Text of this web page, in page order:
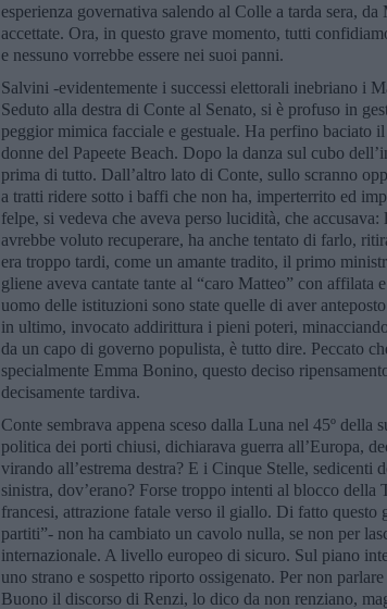
esperienza governativa salendo al Colle a tarda sera,
accettate. Ora, in questo grave momento, tutti
e nessuno vorrebbe essere nei suoi panni.
Salvini -evidentemente i successi elettorali inebriano i
Seduto alla destra di Conte al Senato, si è profuso in
peggior mimica facciale e gestuale. Ha perfino baciato
donne del Papeete Beach. Dopo la danza sul cubo
prima di tutto. Dall’altro lato di Conte, sullo scranno
a tratti ridere sotto i baffi che non ha, imperterrito ed
felpe, si vedeva che aveva perso lucidità, che
avrebbe voluto recuperare, ha anche tentato di farlo,
era troppo tardi, come un amante tradito, il primo
gliene aveva cantate tante al “caro Matteo” con affilata
uomo delle istituzioni sono state quelle di aver
in ultimo, invocato addirittura i pieni poteri,
da un capo di governo populista, è tutto dire. Peccato
specialmente Emma Bonino, questo deciso
decisamente tardiva.
Conte sembrava appena sceso dalla Luna nel 45º della
politica dei porti chiusi, dichiarava guerra all’Europa,
virando all’estrema destra? E i Cinque Stelle,
sinistra, dov’erano? Forse troppo intenti al blocco
francesi, attrazione fatale verso il giallo. Di fatto
partiti”- non ha cambiato un cavolo nulla, se non per
internazionale. A livello europeo di sicuro. Sul piano
uno strano e sospetto riporto ossigenato. Per non
Buono il discorso di Renzi, lo dico da non renziano,